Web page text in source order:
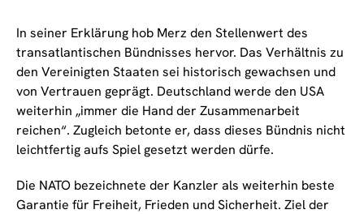
In seiner Erklärung hob Merz den Stellenwert des
transatlantischen Bündnisses hervor. Das Verhältnis zu
den Vereinigten Staaten sei historisch gewachsen und
von Vertrauen geprägt. Deutschland werde den USA
weiterhin „immer die Hand der Zusammenarbeit
reichen“. Zugleich betonte er, dass dieses Bündnis nicht
leichtfertig aufs Spiel gesetzt werden dürfe.
Die NATO bezeichnete der Kanzler als weiterhin beste
Garantie für Freiheit, Frieden und Sicherheit. Ziel der